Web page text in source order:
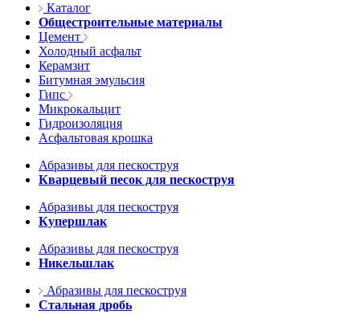
Каталог
Общестроительные материалы
Цемент
Холодный асфальт
Керамзит
Битумная эмульсия
Гипс
Микрокальцит
Гидроизоляция
Асфальтовая крошка
Абразивы для пескоструя
Кварцевый песок для пескоструя
Абразивы для пескоструя
Купершлак
Абразивы для пескоструя
Никельшлак
Абразивы для пескоструя
Стальная дробь